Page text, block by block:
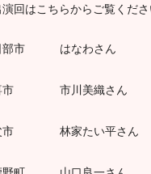
演回はこちらからご覧くださ
市 はなわさん
市 市川美織さん
市 林家たい平さん